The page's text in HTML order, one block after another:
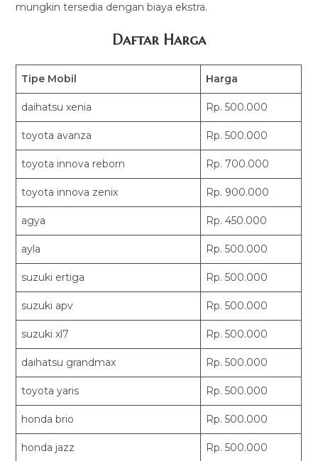
mungkin tersedia dengan biaya ekstra.
Daftar Harga
Tipe Mobil Harga
daihatsu xenia Rp. 500.000
toyota avanza Rp. 500.000
toyota innova reborn Rp. 700.000
toyota innova zenix Rp. 900.000
agya Rp. 450.000
ayla Rp. 500.000
suzuki ertiga Rp. 500.000
suzuki apv Rp. 500.000
suzuki xl7 Rp. 500.000
daihatsu grandmax Rp. 500.000
toyota yaris Rp. 500.000
honda brio Rp. 500.000
honda jazz Rp. 500.000